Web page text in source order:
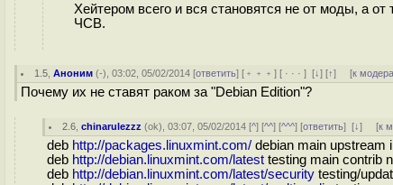
Хейтером всего и вся становятся не от моды, а
ЧСВ.
1.5 ,Аноним (-), 03:02, 05/02/2014 [ответить] [ ﹢﹢﹢] [ · · ·][↓] [↑] [к
Почему их не ставят раком за "Debian Edition"?
2.6 ,chinarulezzz (ok), 03:07, 05/02/2014 [^] [^^] [^^^] [ответить][↓] [к
deb http://packages.linuxmint.com/ debian main upstream
deb http://debian.linuxmint.com/latest testing main contrib
deb http://debian.linuxmint.com/latest/security testing/